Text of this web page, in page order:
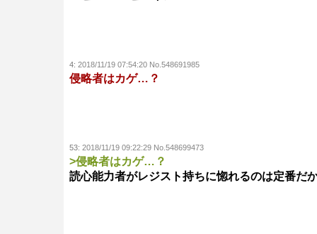
4: 2018/11/19 07:54:20 No.548691985
侵略者はカゲ…？
53: 2018/11/19 09:22:29 No.548699473
>侵略者はカゲ…？
読心能力者がレジスト持ちに惚れるのは定番だ